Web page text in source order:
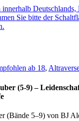
Deutschlands,
Sie bitte der
ab 18,
(5-9) –
(Bände 5–9) von BJ